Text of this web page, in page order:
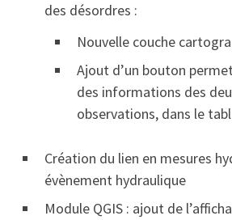
des désordres :
Nouvelle couche
Ajout d’un bouton
des informations des
observations, dans le
Création du lien en mesures
évènement hydraulique
Module QGIS : ajout de